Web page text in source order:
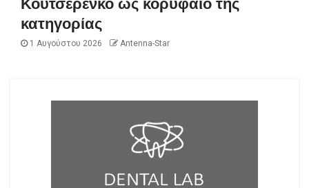
Κουτσερένκο ως κορυφαίο της
κατηγορίας
1 Αυγούστου 2026 Antenna-Star